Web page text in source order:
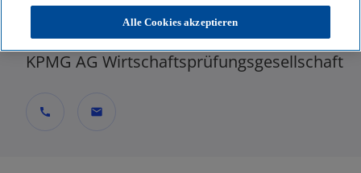
Partner, Accounting Advisory Services –
International Business Lead
KPMG AG Wirtschaftsprüfungsgesellschaft
call mail
Alle Cookies akzeptieren